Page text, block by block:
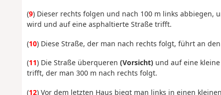
(9) Dieser rechts folgen und nach 100 m links abbiegen,
wird und auf eine asphaltierte Straße trifft.
(10) Diese Straße, der man nach rechts folgt, führt an
(11) Die Straße überqueren (Vorsicht)und auf eine kleine
trifft, der man 300 m nach rechts folgt.
(12) Vor dem letzten Haus biegt man links in einen